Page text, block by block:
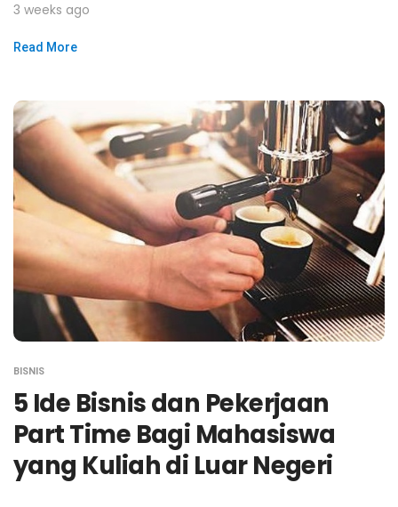
3 weeks ago
Read More
BISNIS
5 Ide Bisnis dan Pekerjaan
Part Time Bagi Mahasiswa
yang Kuliah di Luar Negeri